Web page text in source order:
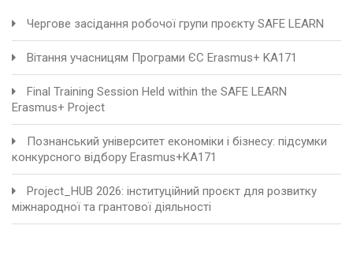
Чергове засідання робочої групи проєкту SAFE LEARN
Вітання учасницям Програми ЄС Erasmus+ KA171
Final Training Session Held within the SAFE LEARN
Erasmus+ Project
Познанський університет економіки і бізнесу: підсумки
конкурсного відбору Erasmus+KA171
Project_HUB 2026: інституційний проєкт для розвитку
міжнародної та грантової діяльності